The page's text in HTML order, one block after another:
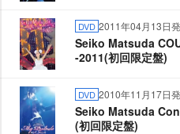
DVD 2011年04月13日
Seiko Matsuda
-2011(初回限定盤)
DVD 2010年11月17日
Seiko Matsuda
(初回限定盤)